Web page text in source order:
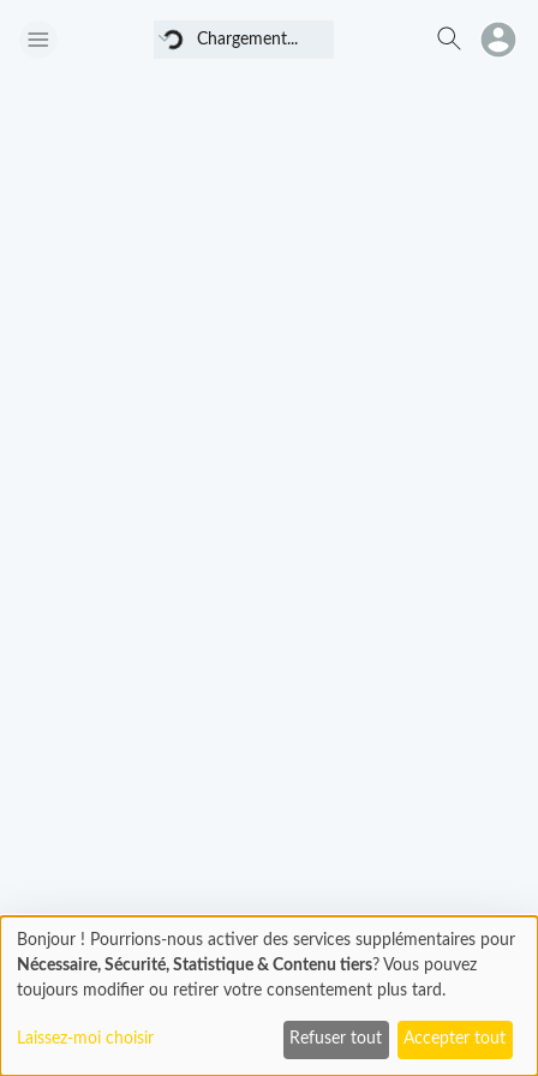
Chargement... Chargement...
Chargement
En cours...
Bonjour ! Pourrions-nous activer des services supplémentaires pour
Nécessaire, Sécurité, Statistique & Contenu tiers? Vous pouvez
toujours modifier ou retirer votre consentement plus tard.
Laissez-moi choisir Refuser tout Accepter tout